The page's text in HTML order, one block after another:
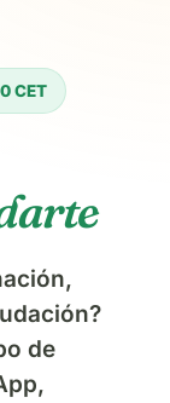
CET
de